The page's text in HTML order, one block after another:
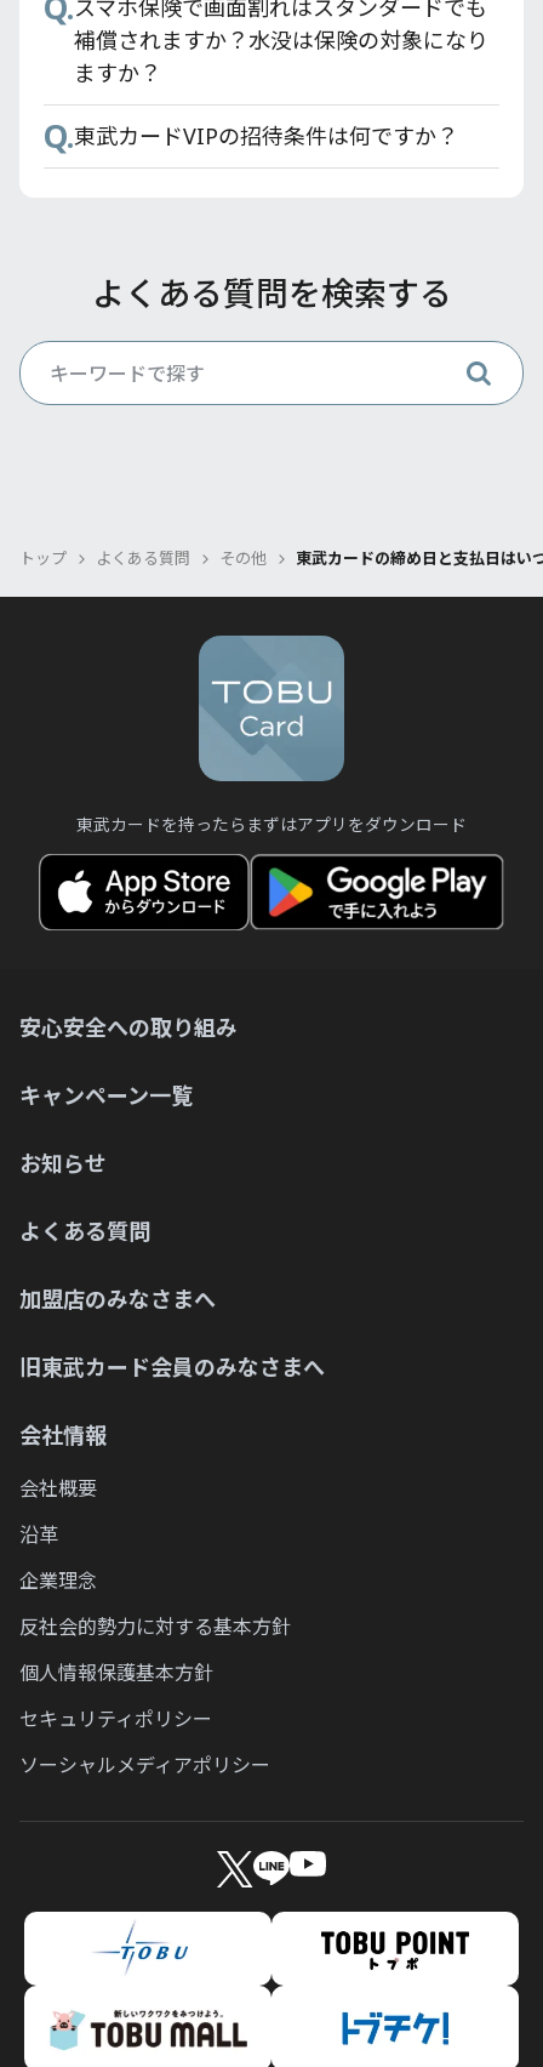
スマホ保険で画面割れはスタンダードでも
補償されますか？水没は保険の対象になり
ますか？
Q.東武カードVIPの招待条件は何ですか？
よくある質問を検索する
トップ よくある質問 その他 東武カードの締め日と支払日はい
東武カードを持ったらまずはアプリをダウンロード
安心安全への取り組み
キャンペーン一覧
お知らせ
よくある質問
加盟店のみなさまへ
旧東武カード会員のみなさまへ
会社情報
会社概要
沿革
企業理念
反社会的勢力に対する基本方針
個人情報保護基本方針
セキュリティポリシー
ソーシャルメディアポリシー